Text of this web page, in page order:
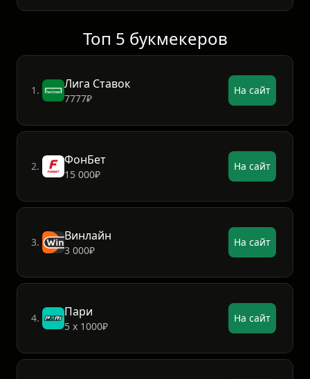
Топ 5 букмекеров
1. Лига Ставок
7777₽
На сайт
2. ФонБет
15 000₽
На сайт
3. Винлайн
3 000₽
На сайт
4. Пари
5 х 1000₽
На сайт